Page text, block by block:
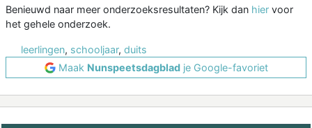
Benieuwd naar meer onderzoeksresultaten? Kijk dan hier voor
het gehele onderzoek.
leerlingen, schooljaar, duits
Maak Nunspeetsdagbladje Google-favoriet